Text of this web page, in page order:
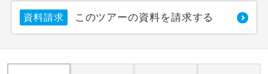
資料請求 このツアーの資料を請求する
ホテル指定
ご紹介するホテルを指定したコースで
す。
おひとり様バ
おひとり様でバス席を2席利⽤できま
す。